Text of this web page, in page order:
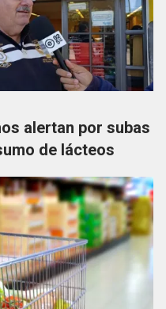
alertan por subas
de lácteos